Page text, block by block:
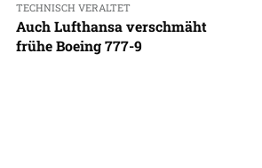
TECHNISCH VERALTET
Auch Lufthansa verschmäht
frühe Boeing 777-9